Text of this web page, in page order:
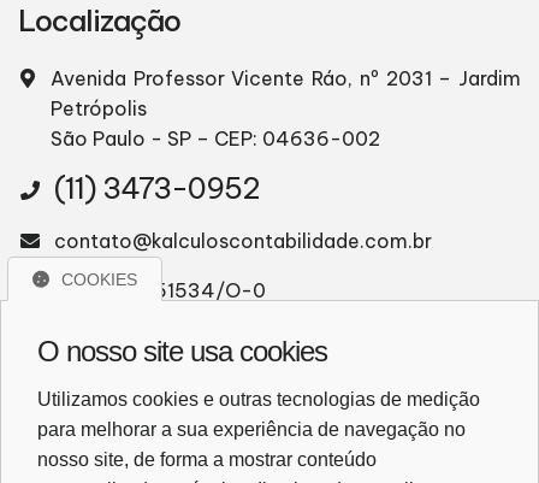
Localização
Avenida Professor Vicente Ráo, nº 2031 – Jardim
Petrópolis
São Paulo - SP – CEP: 04636-002
(11) 3473-0952
contato@kalculoscontabilidade.com.br
CRC: 2SP051534/O-0
WhatsApp
COOKIES
O nosso site usa cookies
Utilizamos cookies e outras tecnologias de medição
para melhorar a sua experiência de navegação no
nosso site, de forma a mostrar conteúdo